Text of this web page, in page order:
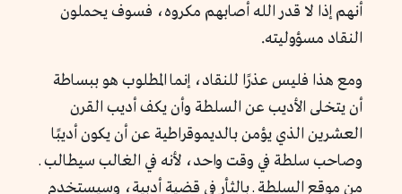
أنهم إذا لا قدر الله أصابهم مكروه، فسوف يحملون
النقاد مسؤوليته.
ومع هذا فليس عذرًا للنقاد، إنما المطلوب هو ببساطة
أن يتخلى الأديب عن السلطة وأن يكف أديب القرن
العشرين الذي يؤمن بالديموقراطية عن أن يكون أديبًا
وصاحب سلطة في وقت واحد، لأنه في الغالب سيطالب ـ
من موقع السلطة ـ بالثأر في قضية أدبية، وسيستخدم